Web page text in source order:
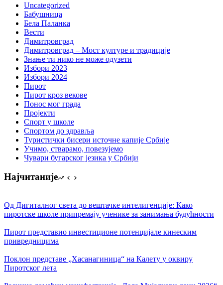
Uncategorized
Бабушница
Бела Паланка
Вести
Димитровград
Димитровград – Мост културе и традиције
Знање ти нико не може одузети
Избори 2023
Избори 2024
Пирот
Пирот кроз векове
Понос мог града
Пројекти
Спорт у школе
Спортом до здравља
Туристички бисери источне капије Србије
Учимо, стварамо, повезујемо
Чувари бугарског језика у Србији
Најчитаније
Од Дигиталног света до вештачке интелигенције: Како
пиротске школе припремају ученике за занимања будућности
Пирот представио инвестиционе потенцијале кинеским
привредницима
Поклон представе „Хасанагиница“ на Калету у оквиру
Пиротског лета